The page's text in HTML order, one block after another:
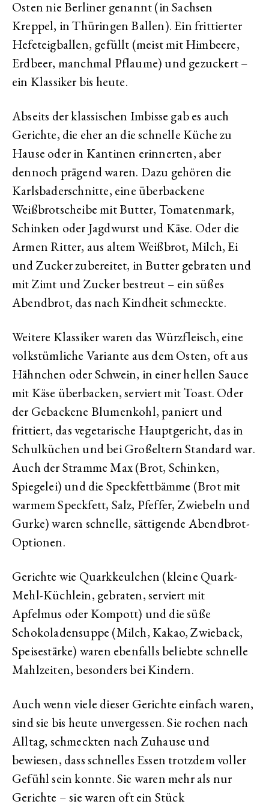
Osten nie Berliner genannt (in Sachsen
Kreppel, in Thüringen Ballen). Ein frittierter
Hefeteigballen, gefüllt (meist mit Himbeere,
Erdbeer, manchmal Pflaume) und gezuckert –
ein Klassiker bis heute.
Abseits der klassischen Imbisse gab es auch
Gerichte, die eher an die schnelle Küche zu
Hause oder in Kantinen erinnerten, aber
dennoch prägend waren. Dazu gehören die
Karlsbaderschnitte, eine überbackene
Weißbrotscheibe mit Butter, Tomatenmark,
Schinken oder Jagdwurst und Käse. Oder die
Armen Ritter, aus altem Weißbrot, Milch, Ei
und Zucker zubereitet, in Butter gebraten und
mit Zimt und Zucker bestreut – ein süßes
Abendbrot, das nach Kindheit schmeckte.
Weitere Klassiker waren das Würzfleisch, eine
volkstümliche Variante aus dem Osten, oft aus
Hähnchen oder Schwein, in einer hellen Sauce
mit Käse überbacken, serviert mit Toast. Oder
der Gebackene Blumenkohl, paniert und
frittiert, das vegetarische Hauptgericht, das in
Schulküchen und bei Großeltern Standard war.
Auch der Stramme Max (Brot, Schinken,
Spiegelei) und die Speckfettbämme (Brot mit
warmem Speckfett, Salz, Pfeffer, Zwiebeln und
Gurke) waren schnelle, sättigende Abendbrot-
Optionen.
Gerichte wie Quarkkeulchen (kleine Quark-
Mehl-Küchlein, gebraten, serviert mit
Apfelmus oder Kompott) und die süße
Schokoladensuppe (Milch, Kakao, Zwieback,
Speisestärke) waren ebenfalls beliebte schnelle
Mahlzeiten, besonders bei Kindern.
Auch wenn viele dieser Gerichte einfach waren,
sind sie bis heute unvergessen. Sie rochen nach
Alltag, schmeckten nach Zuhause und
bewiesen, dass schnelles Essen trotzdem voller
Gefühl sein konnte. Sie waren mehr als nur
Gerichte – sie waren oft ein Stück